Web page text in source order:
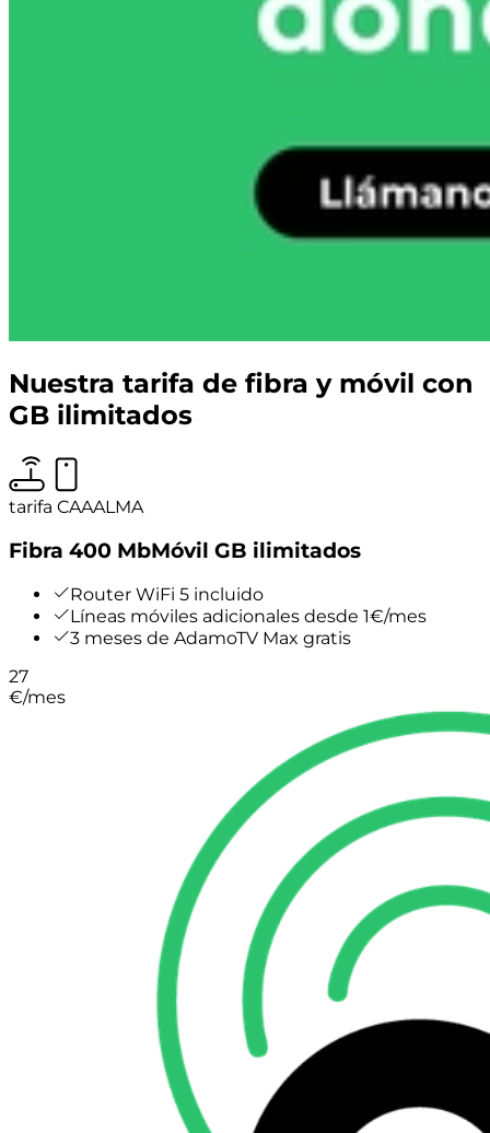
Nuestra tarifa de fibra y móvil con
GB ilimitados
tarifa CAAALMA
Fibra 400 MbMóvil GB ilimitados
Router WiFi 5 incluido
Líneas móviles adicionales desde 1€/mes
3 meses de AdamoTV Max gratis
27
€/mes